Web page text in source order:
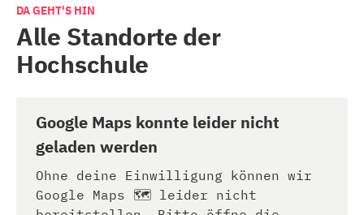
DA GEHT'S HIN
Alle Standorte der
Hochschule
Google Maps konnte leider nicht
geladen werden
Ohne deine Einwilligung können wir
Google Maps 🗺️ leider nicht